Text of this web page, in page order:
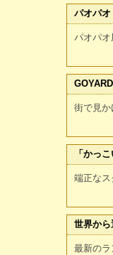
パオパ
パオパオ
街で見
「かっ
端正な
世界か
最新のラ